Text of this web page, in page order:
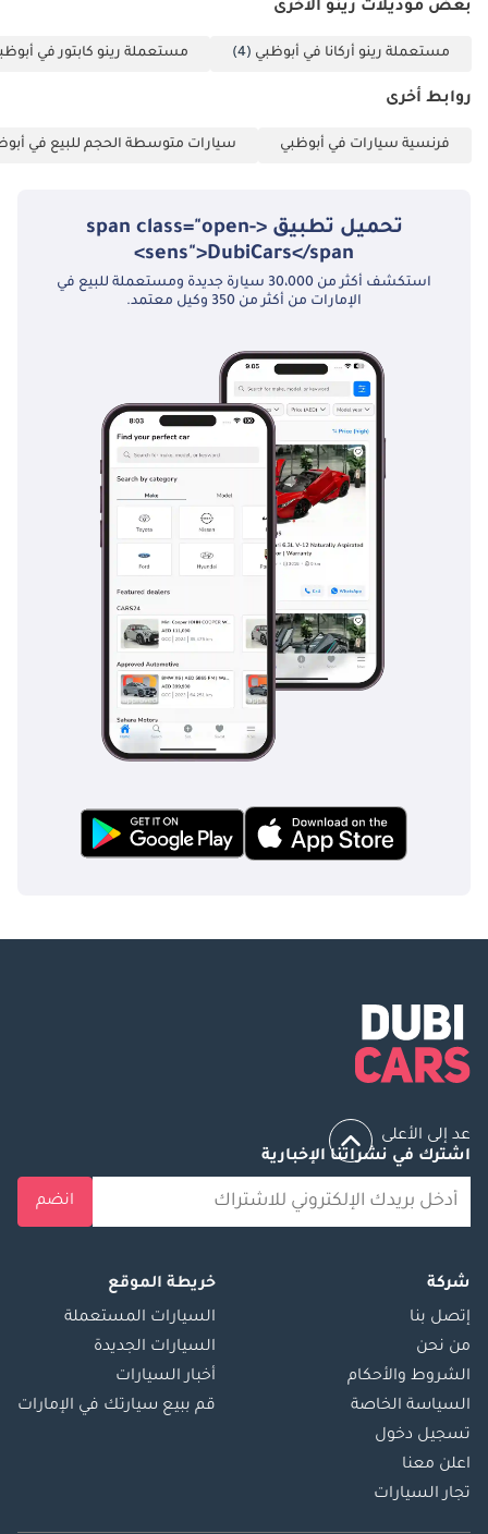
بعض موديلات رينو الأخرى
مستعملة رينو أركانا في أبوظبي (4) مستعملة رينو كابتور في
روابط أخرى
فرنسية سيارات في أبوظبي سيارات متوسطة الحجم للبيع في
تحميل تطبيق <span class="open-
sens">DubiCars</span>
استكشف أكثر من 30،000 سيارة جديدة ومستعملة للبيع في
الإمارات من أكثر من 350 وكيل معتمد.
عد إلى الأعلى
اشترك في نشراتنا الإخبارية
انضم
شركة
إتصل بنا
من نحن
الشروط والأحكام
السياسة الخاصة
تسجيل دخول
اعلن معنا
تجار السيارات
خريطة الموقع
السيارات المستعملة
السيارات الجديدة
أخبار السيارات
قم ببيع سيارتك في الإمارات